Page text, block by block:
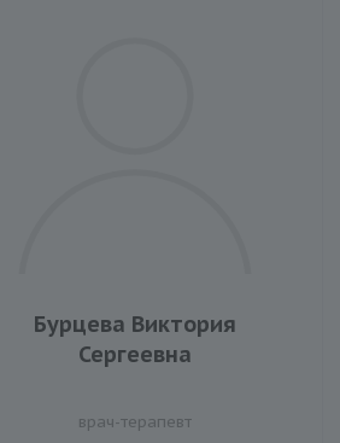
Бурцева Виктория
Сергеевна
врач-терапевт